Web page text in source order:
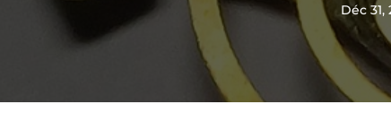
Déc 31,